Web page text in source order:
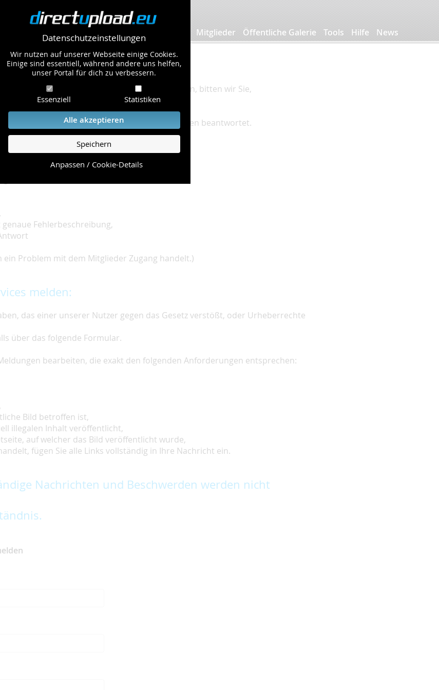
Datenschutzeinstellungen
Wir nutzen auf unserer Webseite einige Cookies.
Einige sind essentiell, während andere uns helfen,
unser Portal für dich zu verbessern.
Essenziell Statistiken
Alle akzeptieren
Speichern
Anpassen / Cookie-Details
Mitglieder Öffentliche Galerie Tools Hilfe News
Bearbeitung Ihres Problems zu gewährleisten, bitten wir Sie,
einzuhalten.
Hilfe Seite, die die häufig gestellten Fragen beantwortet.
Fehlerbeschreibung,
ein Problem mit dem Mitglieder Zugang handelt.)
melden:
das einer unserer Nutzer gegen das Gesetz verstößt, oder Urheberrechte
über das folgende Formular.
bearbeiten, die exakt den folgenden Anforderungen entsprechen:
Bild betroffen ist,
illegalen Inhalt veröffentlicht,
auf welcher das Bild veröffentlicht wurde,
fügen Sie alle Links vollständig in Ihre Nachricht ein.
Nachrichten und Beschwerden werden nicht